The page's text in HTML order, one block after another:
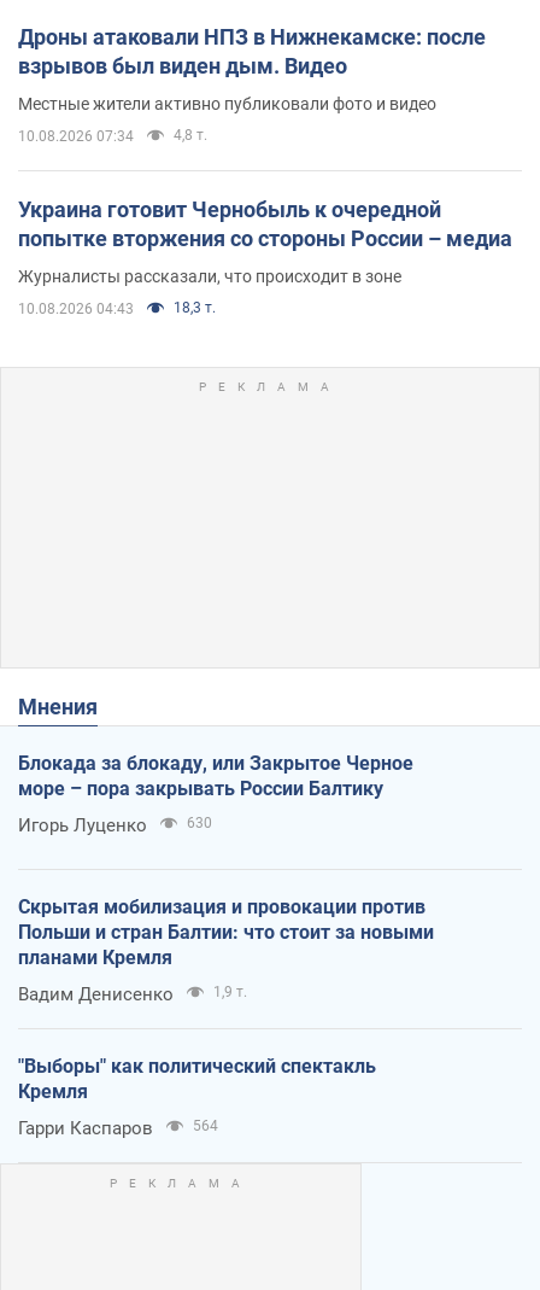
Дроны атаковали НПЗ в Нижнекамске: после
взрывов был виден дым. Видео
Местные жители активно публиковали фото и видео
10.08.2026 07:34 4,8 т.
Украина готовит Чернобыль к очередной
попытке вторжения со стороны России – медиа
Журналисты рассказали, что происходит в зоне
10.08.2026 04:43 18,3 т.
Мнения
Блокада за блокаду, или Закрытое Черное
море – пора закрывать России Балтику
Игорь Луценко 630
Скрытая мобилизация и провокации против
Польши и стран Балтии: что стоит за новыми
планами Кремля
Вадим Денисенко 1,9 т.
"Выборы" как политический спектакль
Кремля
Гарри Каспаров 564